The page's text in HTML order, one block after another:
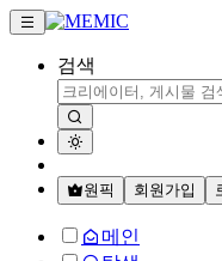
검색
원픽 회원가입
메인